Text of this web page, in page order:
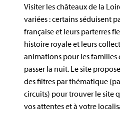
Visiter les châteaux de la
variées : certains séduisent
française et leurs parterres
histoire royale et leurs
animations pour les familles
passer la nuit. Le site
des filtres par thématique
circuits) pour trouver le site
vos attentes et à votre